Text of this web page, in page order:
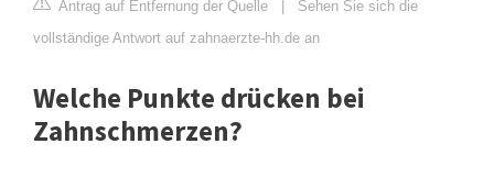
Antrag auf Entfernung der Quelle | Sehen Sie sich die
vollständige Antwort auf zahnaerzte-hh.de an
Welche Punkte drücken bei
Zahnschmerzen?